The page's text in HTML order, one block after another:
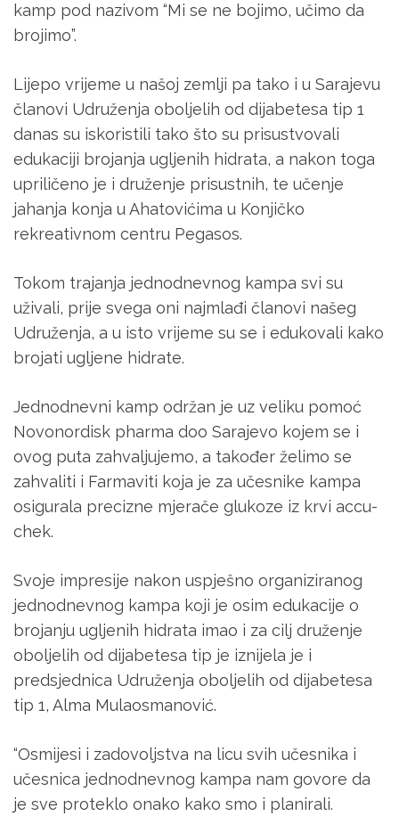
kamp pod nazivom “Mi se ne bojimo, učimo da
brojimo”.
Lijepo vrijeme u našoj zemlji pa tako i u Sarajevu
članovi Udruženja oboljelih od dijabetesa tip 1
danas su iskoristili tako što su prisustvovali
edukaciji brojanja ugljenih hidrata, a nakon toga
upriličeno je i druženje prisustnih, te učenje
jahanja konja u Ahatovićima u Konjičko
rekreativnom centru Pegasos.
Tokom trajanja jednodnevnog kampa svi su
uživali, prije svega oni najmlađi članovi našeg
Udruženja, a u isto vrijeme su se i edukovali kako
brojati ugljene hidrate.
Jednodnevni kamp održan je uz veliku pomoć
Novonordisk pharma doo Sarajevo kojem se i
ovog puta zahvaljujemo, a također želimo se
zahvaliti i Farmaviti koja je za učesnike kampa
osigurala precizne mjerače glukoze iz krvi accu-
chek.
Svoje impresije nakon uspješno organiziranog
jednodnevnog kampa koji je osim edukacije o
brojanju ugljenih hidrata imao i za cilj druženje
oboljelih od dijabetesa tip je iznijela je i
predsjednica Udruženja oboljelih od dijabetesa
tip 1, Alma Mulaosmanović.
“Osmijesi i zadovoljstva na licu svih učesnika i
učesnica jednodnevnog kampa nam govore da
je sve proteklo onako kako smo i planirali.